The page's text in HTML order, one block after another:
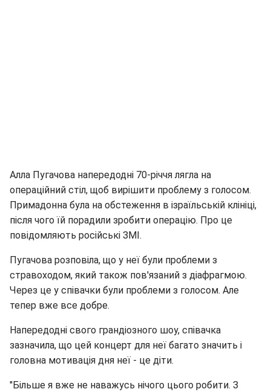
Алла Пугачова напередодні 70-річчя лягла на
операційний стіл, щоб вирішити проблему з голосом.
Примадонна була на обстеження в ізраїльській клініці,
після чого їй порадили зробити операцію. Про це
повідомляють російські ЗМІ.
Пугачова розповіла, що у неї були проблеми з
стравоходом, який також пов'язаний з діафрагмою.
Через це у співачки були проблеми з голосом. Але
тепер вже все добре.
Напередодні свого грандіозного шоу, співачка
зазначила, що цей концерт для неї багато значить і
головна мотивація дня неї - це діти.
"Більше я вже не наважусь нічого цього робити. З